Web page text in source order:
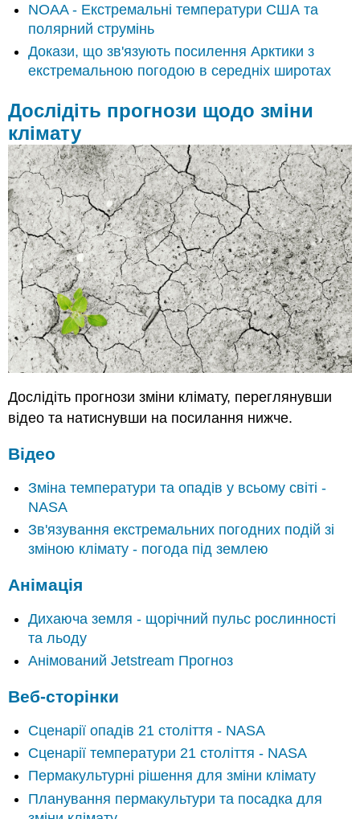
NOAA - Екстремальні температури США та
полярний струмінь
Докази, що зв'язують посилення Арктики з
екстремальною погодою в середніх широтах
Дослідіть прогнози щодо зміни
клімату
Дослідіть прогнози зміни клімату, переглянувши
відео та натиснувши на посилання нижче.
Відео
Зміна температури та опадів у всьому світі -
NASA
Зв'язування екстремальних погодних подій зі
зміною клімату - погода під землею
Анімація
Дихаюча земля - щорічний пульс рослинності
та льоду
Анімований Jetstream Прогноз
Веб-сторінки
Сценарії опадів 21 століття - NASA
Сценарії температури 21 століття - NASA
Пермакультурні рішення для зміни клімату
Планування пермакультури та посадка для